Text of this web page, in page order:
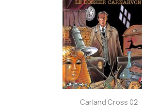
Carland Cross 02